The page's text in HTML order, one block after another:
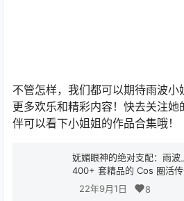
不管怎样，我们都可以期待雨波
更多欢乐和精彩内容！快去关注
伴可以看下小姐姐的作品合集哦！
妩媚眼神的绝对支配：雨
400+ 套精品的 Cos 圈活
22年9月1日
8